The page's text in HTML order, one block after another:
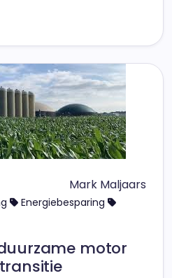
Mark Maljaars
Energiebesparing
motor